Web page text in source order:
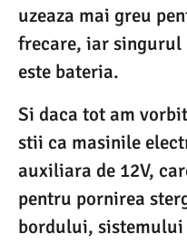
uzeaza mai greu
frecare, iar singurul
este bateria.
Si daca tot am
stii ca masinile
auxiliara de 12V,
pentru pornirea
bordului, sistemului